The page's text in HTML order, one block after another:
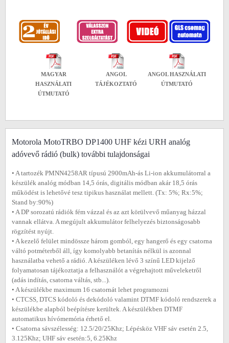
MAGYAR
HASZNÁLATI
ÚTMUTATÓ
ANGOL
TÁJÉKOZTATÓ
ANGOL HASZNÁLATI
ÚTMUTATÓ
Motorola MotoTRBO DP1400 UHF kézi URH analóg
adóvevő rádió (bulk) további tulajdonságai
• A tartozék PMNN4258AR típusú 2900mAh-ás Li-ion akkumulátorral a
készülék analóg módban 14,5 órás, digitális módban akár 18,5 órás
működést is lehetővé tesz tipikus használat mellett. (Tx: 5%; Rx:5%;
Stand by:90%)
• A DP sorozatú rádiók fém vázzal és az azt körülvevő műanyag házzal
vannak ellátva. A megújult akkumulátor felhelyezés biztonságosabb
rögzítést nyújt.
• A kezelő felület mindössze három gomból, egy hangerő és egy csatorna
váltó potméterből áll, így komolyabb betanítás nélkül is azonnal
használatba vehető a rádió. A készüléken lévő 3 színű LED kijelző
folyamatosan tájékoztatja a felhasználót a végrehajtott műveleketről
(adás indítás, csatorna váltás, stb...).
• A készülékbe maximum 16 csatornát lehet programozni
• CTCSS, DTCS kódoló és dekódoló valamint DTMF kódoló rendszerek a
készülékbe alapból beépítésre kerültek. A készülékben DTMF
automatikus hívómemória érhető el.
• Csatorna sávszélesség: 12.5/20/25Khz; Lépésköz VHF sáv esetén 2.5,
3.125Khz; UHF sáv esetén:5, 6.25Khz